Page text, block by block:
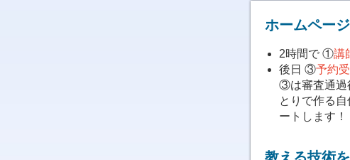
ホームペー
2時間で ①講
後日 ③予約
③は審査通過
とりで作る
ートします！